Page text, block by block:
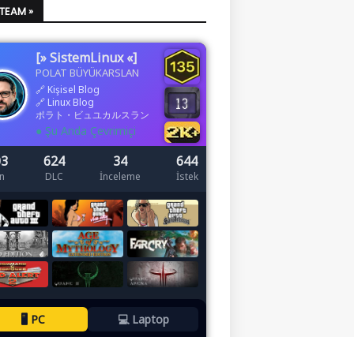
»
[» SistemLinux «]
POLAT BÜYÜKARSLAN
🔗 Kişisel Blog
🔗 Linux Blog
ポラト・ビュユカルスラン
● Şu Anda Çevrimiçi
624
DLC
34
İnceleme
644
İstek
🖥️ PC
💻 Laptop